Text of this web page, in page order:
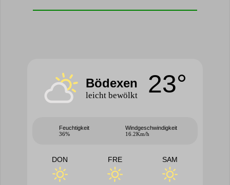
Bödexen
leicht bewölkt 23°
Feuchtigkeit
36%
Windgeschwindigkeit
16.2Km/h
DON FRE SAM